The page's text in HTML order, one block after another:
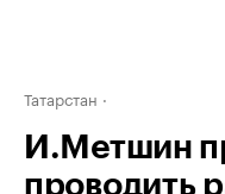
Татарстан
И.Метшин
проводить